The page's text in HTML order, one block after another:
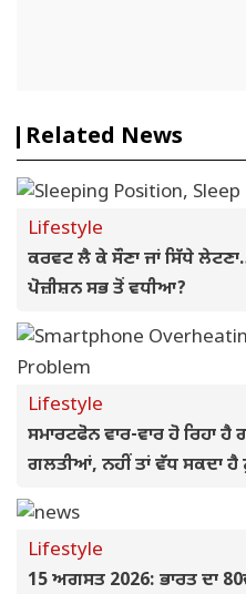
Related News
Lifestyle
ਕਰਵਟ ਲੈ ਕੇ ਸੌਣਾ ਜਾਂ ਸਿੱਧੇ
ਪੋਜ਼ੀਸ਼ਨ ਸਭ ਤੋਂ ਵਧੀਆ?
Lifestyle
ਸਮਾਰਟਫੋਨ ਵਾਰ-ਵਾਰ ਹੋ ਰਿਹਾ
ਗਲਤੀਆਂ, ਨਹੀਂ ਤਾਂ ਵੱਧ ਸਕਦਾ ਹੈ
Lifestyle
15 ਅਗਸਤ 2026: ਭਾਰਤ ਦਾ